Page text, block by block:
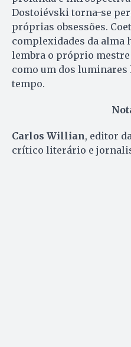
Dostoiévski torna-se
próprias obsessões.
complexidades da alma
lembra o próprio
como um dos
tempo.
Carlos Willian, editor
crítico literário e